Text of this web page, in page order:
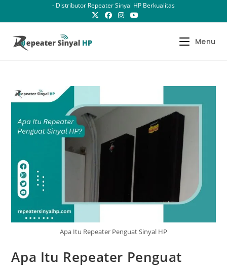
- Distributor Repeater Sinyal HP Berkualitas
Menu
Apa Itu Repeater Penguat Sinyal HP
Apa Itu Repeater Penguat